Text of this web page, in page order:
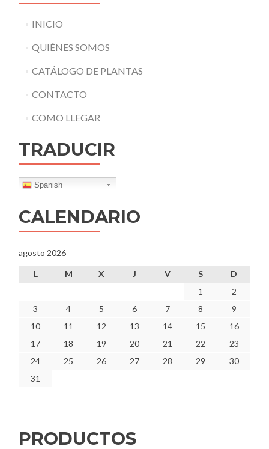
INICIO
QUIÉNES SOMOS
CATÁLOGO DE PLANTAS
CONTACTO
COMO LLEGAR
TRADUCIR
Spanish
CALENDARIO
agosto 2026
L M X J V S
D
1
2
3
4 5 6 7 8
9
10
11 12 13 14 15
16
17
18 19 20 21 22
23
24
25 26 27 28 29
30
31
PRODUCTOS